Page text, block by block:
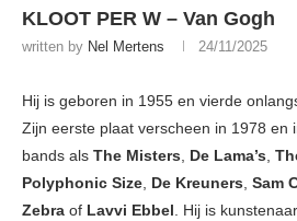
KLOOT PER W – Van Gogh
written by Nel Mertens 24/11/2025
Hij is geboren in 1955 en vierde
Zijn eerste plaat verscheen in 1978 en
bands als The Misters De Lama’s
Polyphonic Size De Kreuners Sam
Zebra of Lavvi Ebbel . Hij is